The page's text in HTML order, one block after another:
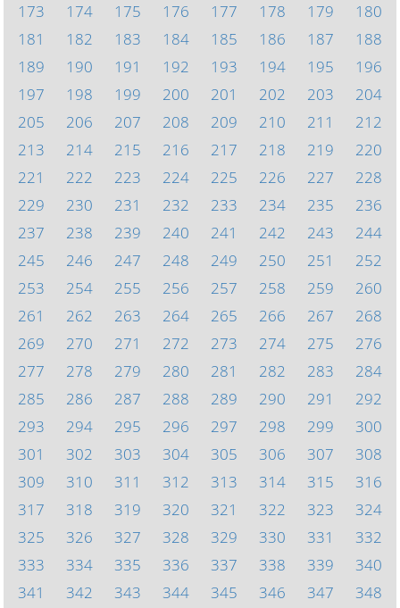
173
174 175 176 177 178 179
180
181
182 183 184 185 186 187
188
189
190 191 192 193 194 195
196
197
198 199 200 201 202 203
204
205
206 207 208 209 210 211
212
213
214 215 216 217 218 219
220
221
222 223 224 225 226 227
228
229
230 231 232 233 234 235
236
237
238 239 240 241 242 243
244
245
246 247 248 249 250 251
252
253
254 255 256 257 258 259
260
261
262 263 264 265 266 267
268
269
270 271 272 273 274 275
276
277
278 279 280 281 282 283
284
285
286 287 288 289 290 291
292
293
294 295 296 297 298 299
300
301
302 303 304 305 306 307
308
309
310 311 312 313 314 315
316
317
318 319 320 321 322 323
324
325
326 327 328 329 330 331
332
333
334 335 336 337 338 339
340
341
342 343 344 345 346 347 348